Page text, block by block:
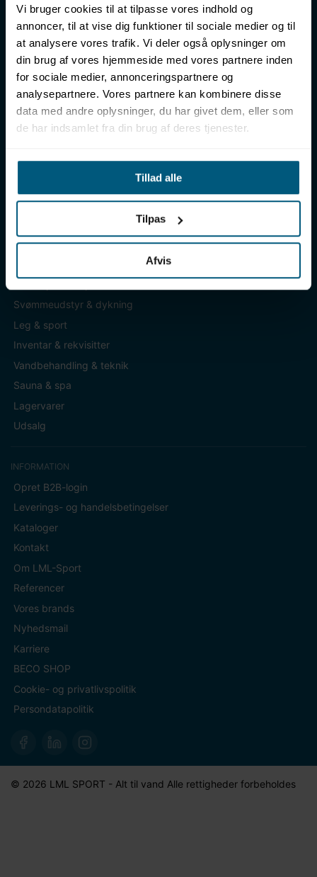
Vi bruger cookies til at tilpasse vores indhold og
annoncer, til at vise dig funktioner til sociale medier og til
at analysere vores trafik. Vi deler også oplysninger om
din brug af vores hjemmeside med vores partnere inden
for sociale medier, annonceringspartnere og
analysepartnere. Vores partnere kan kombinere disse
data med andre oplysninger, du har givet dem, eller som
de har indsamlet fra din brug af deres tjenester.
Tillad alle
Tilpas
Afvis
LML SPORT - Alt til vand
LML SPORT er en engrosforhandler af alt til vand. Vores
sortiment omfatter f.eks. badetøj, svømmeudstyr, udstyr til
vandleg og vandsport, vandbehandling og teknik samt inventar
til vådrum, sauna & spa. Vores kunder er bl.a. svømmehaller,
badelande, friluftsbade, campingpladser, feriecentre,
idrætshaller og skoler. Vælg os som din leverandør, fordi vi har
over 50 års erfaring i branchen og tilbyder den højeste
info@lml-sport.dk
Svømmeudstyr & dykning
Leg & sport
Inventar & rekvisitter
Vandbehandling & teknik
Sauna & spa
Lagervarer
Udsalg
INFORMATION
Opret B2B-login
Leverings- og handelsbetingelser
Kataloger
Kontakt
Om LML-Sport
Referencer
Vores brands
Nyhedsmail
Karriere
BECO SHOP
Cookie- og privatlivspolitik
Persondatapolitik
© 2026 LML SPORT - Alt til vand Alle rettigheder forbeholdes